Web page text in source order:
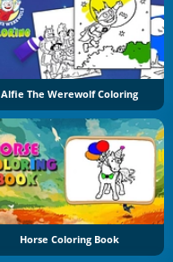
Alfie The Werewolf Coloring
Horse Coloring Book